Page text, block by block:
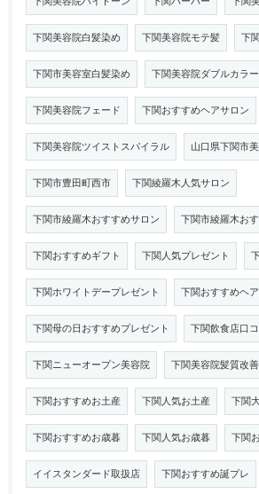
下関美容院白髪染め 下関美容院モテ髪 下
下関市美容室白髪染め 下関美容院ダブルカラー
下関美容院フェード 下関おすすめヘアサロン
下関美容院ツイストスパイラル 山口県下関市
下関市豊田町西市 下関綾羅木人気サロン
下関市綾羅木おすすめサロン 下関市綾羅木お
下関おすすめギフト 下関人気プレゼント
下関ホワイトデープレゼント 下関おすすめヘ
下関母の日おすすめプレゼント 下関飲食店口コ
下関ニューオープン美容院 下関美容院髪質改善
下関おすすめお土産 下関人気お土産 下関
下関おすすめお歳暮 下関人気お歳暮 下関
イイスタンダード取扱店 下関おすすめ誕プレ